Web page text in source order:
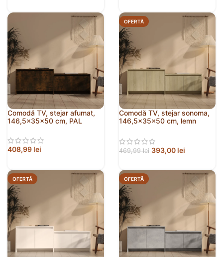
Comodă TV, stejar afumat,
146,5x35x50 cm, PAL
408,99 lei
OFERTĂ
Comodă TV, stejar sonoma,
146,5x35x50 cm, lemn
469,99lei 393,00 lei
OFERTĂ OFERTĂ